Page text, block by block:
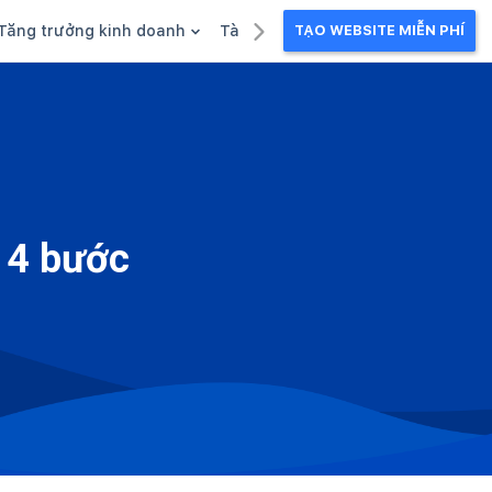
trưởng kinh doanh Tài liệu kinh doanhTẠO WEBSITE MIỄN PHÍ
bước